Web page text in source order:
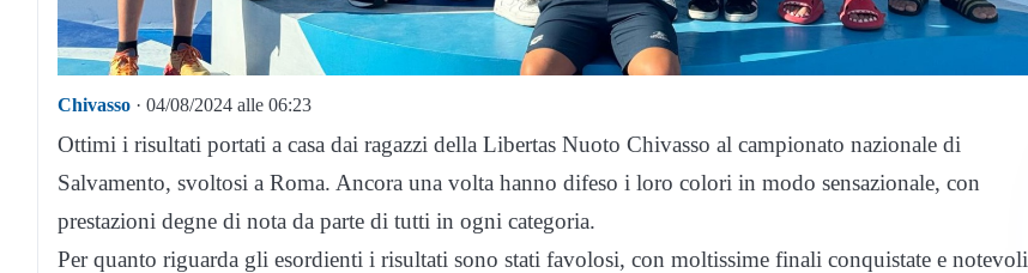
Chivasso · 04/08/2024 alle 06:23
Ottimi i risultati portati a casa dai ragazzi della Libertas Nuoto Chivasso al campionato nazionale di
Salvamento, svoltosi a Roma. Ancora una volta hanno difeso i loro colori in modo sensazionale, con
prestazioni degne di nota da parte di tutti in ogni categoria.
Per quanto riguarda gli esordienti i risultati sono stati favolosi, con moltissime finali conquistate e notevoli